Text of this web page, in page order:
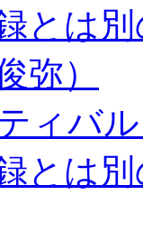
とは
）
ィバ
とは